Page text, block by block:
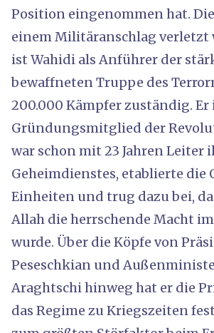
Position eingenommen hat.
einem Militäranschlag verletzt
ist Wahidi als Anführer der
bewaffneten Truppe des
200.000 Kämpfer zuständig. Er
Gründungsmitglied der
war schon mit 23 Jahren Leiter
Geheimdienstes, etablierte die
Einheiten und trug dazu bei,
Allah die herrschende Macht
wurde. Über die Köpfe von
Peseschkian und
Araghtschi hinweg hat er die
das Regime zu Kriegszeiten